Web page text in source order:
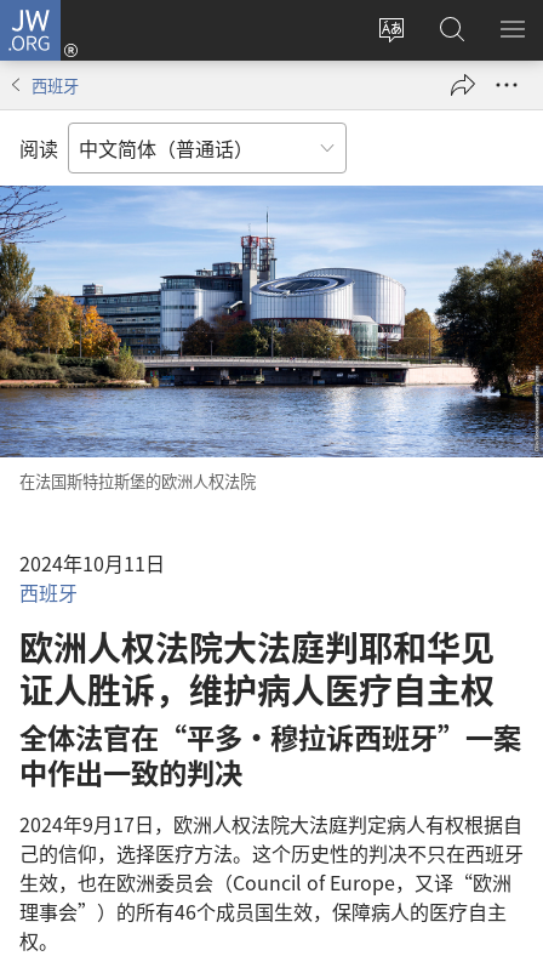
JW.ORG
更
言
登
录
（打
口）
搜
索
JW.ORG
显
西班牙
阅读
在法国斯特拉斯堡的欧洲人权法院
2024年10月11日
西班牙
欧洲人权法院大法庭判耶和华见
证人胜诉，维护病人医疗自主权
全体法官在“平多·穆拉诉西班牙”一案
中作出一致的判决
2024年9月17日，欧洲人权法院大法庭判定病人有权根据自
己的信仰，选择医疗方法。这个历史性的判决不只在西班牙
生效，也在欧洲委员会（Council of Europe，又译“欧洲
理事会”）的所有46个成员国生效，保障病人的医疗自主
权。